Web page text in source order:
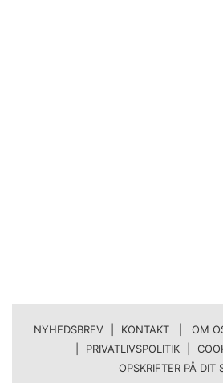
NYHEDSBREV KONTAKT | OM
PRIVATLIVSPOLITIK
OPSKRIFTER PÅ DIT